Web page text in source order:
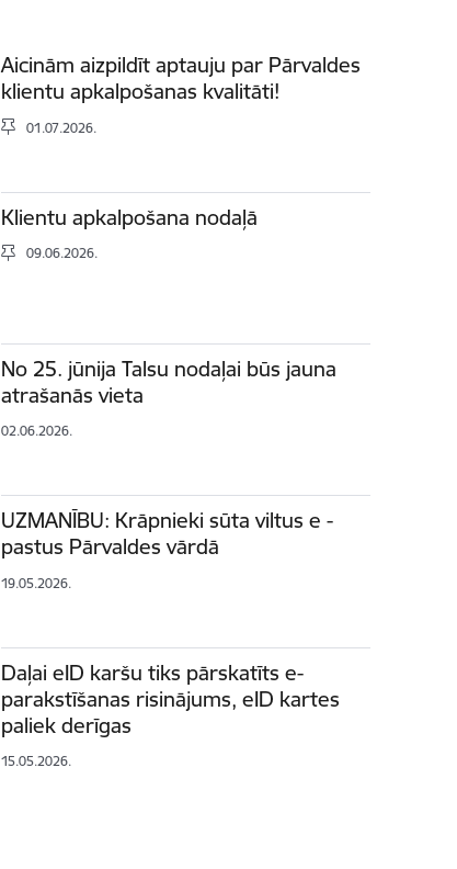
Aicinām aizpildīt aptauju par Pārvaldes
klientu apkalpošanas kvalitāti!
01.07.2026.
Klientu apkalpošana nodaļā
09.06.2026.
No 25. jūnija Talsu nodaļai būs jauna
atrašanās vieta
02.06.2026.
UZMANĪBU: Krāpnieki sūta viltus e -
pastus Pārvaldes vārdā
19.05.2026.
Daļai eID karšu tiks pārskatīts e-
parakstīšanas risinājums, eID kartes
paliek derīgas
15.05.2026.